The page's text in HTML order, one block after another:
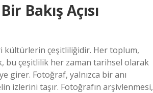
Bakış Açısı
kültürlerin çeşitliliğidir. Her toplum,
bu çeşitlilik her zaman tarihsel olarak
girer. Fotoğraf, yalnızca bir anı
izlerini taşır. Fotoğrafın arşivlenmesi,